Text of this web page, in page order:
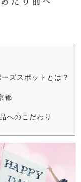
ズスポットとは？
都
へのこだわり